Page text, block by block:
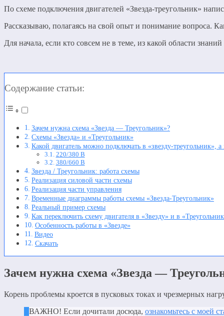
По схеме подключения двигателей «Звезда-треугольник»
Рассказываю, полагаясь на свой опыт и понимание вопроса.
Для начала, если кто совсем не в теме, из какой области
Содержание статьи:
Зачем нужна схема «Звезда — Треугольник»?
Схемы «Звезда» и «Треугольник»
Какой двигатель можно подключать в «звезду-треугольник», а
220/380 В
380/660 В
Звезда / Треугольник: работа схемы
Реализация силовой части схемы
Реализация части управления
Временные диаграммы работы схемы «Звезда-Треугольник»
Реальный пример схемы
Как переключить схему двигателя в «Звезду» и в
Особенность работы в «Звезде»
Видео
Скачать
Зачем нужна схема «Звезда —
Корень проблемы кроется в пусковых токах и чрезмерных
ВАЖНО! Если дочитали досюда, ознакомьтесь с моей